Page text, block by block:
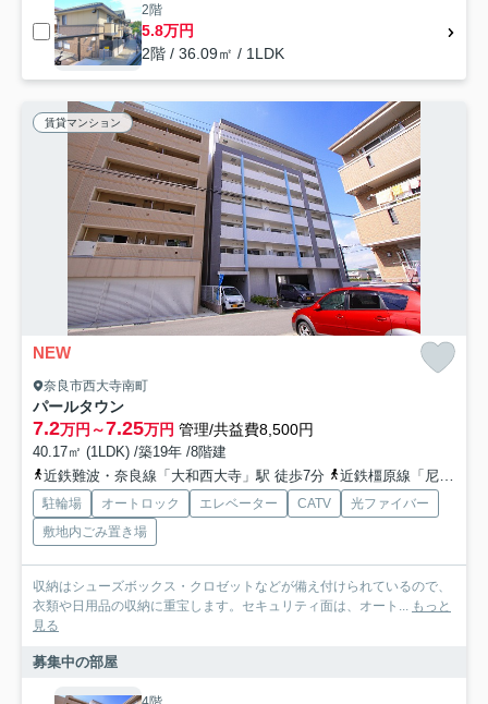
2階
5.8万円
2階 / 36.09㎡ / 1LDK
賃貸マンション
NEW
奈良市西大寺南町
パールタウン
7.2万円～7.25万円 管理/共益費8,500円
40.17㎡ (1LDK) /築19年 /8階建
近鉄難波・奈良線「大和西大寺」駅 徒歩7分
近鉄橿原線「尼ヶ辻」駅 徒歩18分
駐輪場 オートロック エレベーター CATV
光ファイバー
敷地内ごみ置き場
収納はシューズボックス・クロゼットなどが備え付けられているので、
衣類や日用品の収納に重宝します。セキュリティ面は、オート...
もっと
見る
募集中の部屋